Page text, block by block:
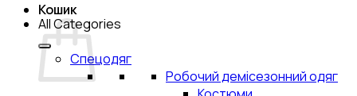
Кошик
All Categories
Спецодяг
Робочий демісезонний одяг